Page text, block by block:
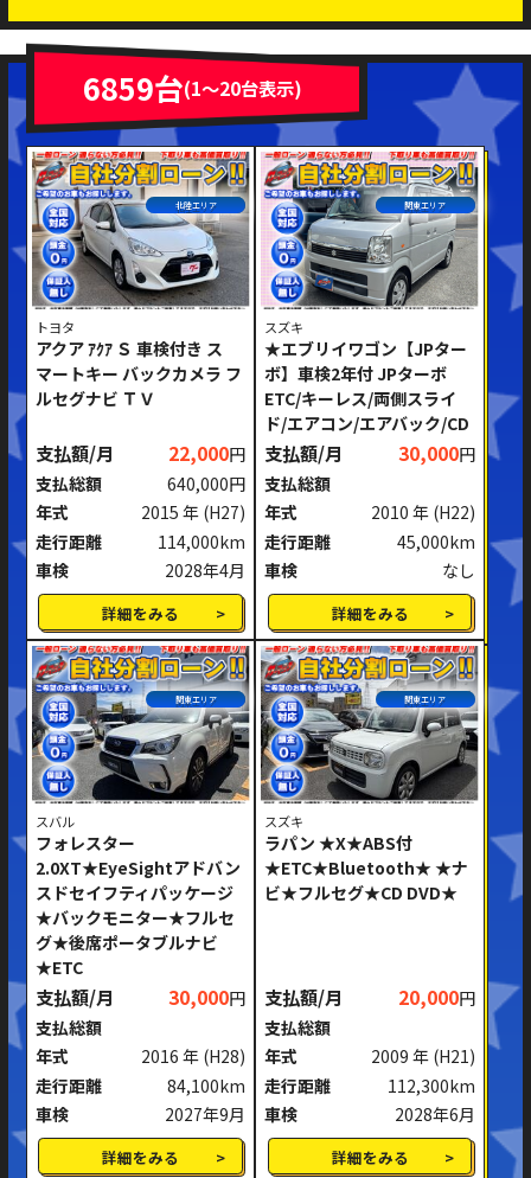
新着車両
修復歴あり
ミッション
MT
ハンドル
右ハンドル 左ハンドル
閉じる
6859台(1～20台表示)
北陸エリア
トヨタ
アクア ｱｸｱ Ｓ 車検付き ス
マートキー バックカメラ フ
ルセグナビ ＴＶ
支払額/月 22,000円
支払総額
640,000円
年式
2015 年 (H27)
走行距離
114,000km
車検
2028年4月
詳細をみる
関東エリア
スズキ
★エブリイワゴン【JPター
ボ】車検2年付 JPターボ
ETC/キーレス/両側スライ
ド/エアコン/エアバック/CD
支払額/月 30,000円
支払総額
年式
2010 年 (H22)
走行距離
45,000km
車検
なし
詳細をみる
関東エリア
スバル
フォレスター
2.0XT★EyeSightアドバン
スドセイフティパッケージ
★バックモニター★フルセ
グ★後席ポータブルナビ
★ETC
支払額/月 30,000円
支払総額
年式
2016 年 (H28)
走行距離
84,100km
車検
2027年9月
詳細をみる
関東エリア
スズキ
ラパン ★X★ABS付
★ETC★Bluetooth★ ★ナ
ビ★フルセグ★CD DVD★
支払額/月 20,000円
支払総額
年式
2009 年 (H21)
走行距離
112,300km
車検
2028年6月
詳細をみる